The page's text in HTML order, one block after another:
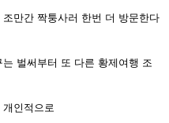
만간 짝퉁사러 한번 더 방문한다
벌써부터 또 다른 황제여행 조
인적으로